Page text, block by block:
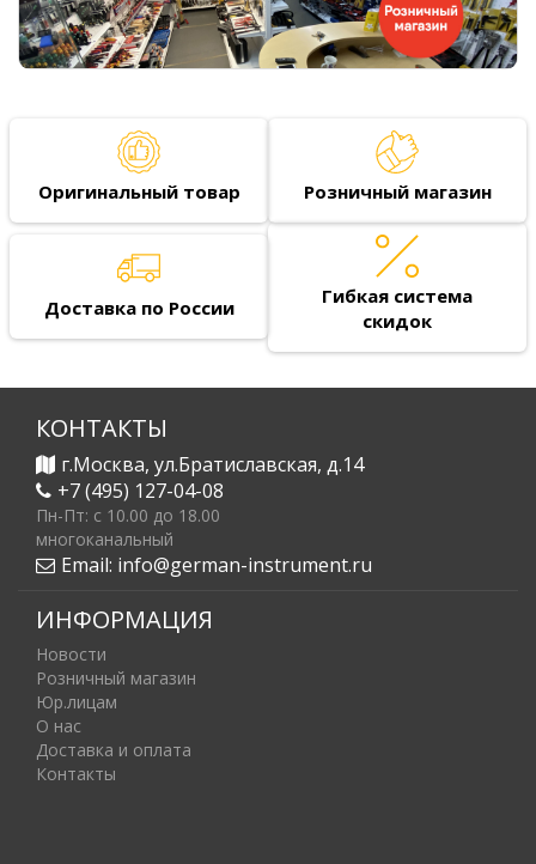
Оригинальный товар Розничный магазин
Доставка по России
Гибкая система
скидок
КОНТАКТЫ
г.Москва, ул.Братиславская, д.14
+7 (495) 127-04-08
Пн-Пт: c 10.00 до 18.00
многоканальный
Email: info@german-instrument.ru
ИНФОРМАЦИЯ
Новости
Розничный магазин
Юр.лицам
О нас
Доставка и оплата
Контакты